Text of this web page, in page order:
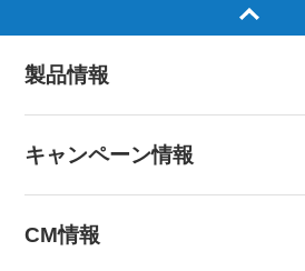
製品情報
キャンペーン情報
CM情報